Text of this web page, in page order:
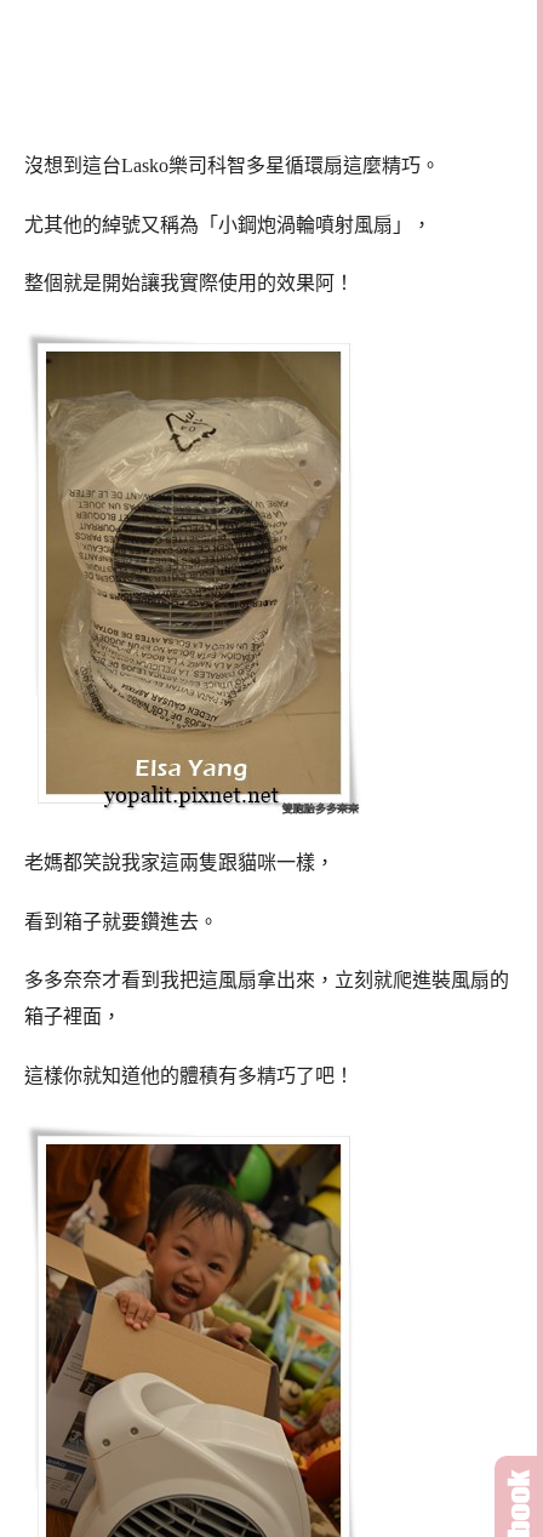
沒想到這台Lasko樂司科智多星循環扇這麼精巧。
尤其他的綽號又稱為「小鋼炮渦輪噴射風扇」，
整個就是開始讓我實際使用的效果阿！
老媽都笑說我家這兩隻跟貓咪一樣，
看到箱子就要鑽進去。
多多奈奈才看到我把這風扇拿出來，立刻就爬進裝風扇的
箱子裡面，
這樣你就知道他的體積有多精巧了吧！